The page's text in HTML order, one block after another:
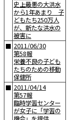
史上最悪の大洪水
から1年あまり 子
どもたち250万人
が、新たな洪水の
被害に
■ 2011/06/30
第58報
栄養不良の子ども
たちのための移動
保健所
■ 2011/04/14
第57報
臨時学習センター
が女子に「学習の